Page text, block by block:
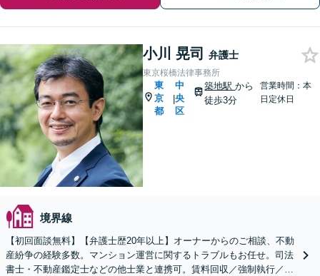
小川 晃司 弁護士
東京桜橋法律事務所
東
京
都
|
中
央
区
築地駅から
徒歩3分
営業時間：本
日定休日
境界線
【初回面談無料】【弁護士歴20年以上】オーナーからのご相談、不動
産紛争の経験多数。マンション運営に関するトラブルもお任せ。司法
書士・不動産鑑定士などの他士業と連携可。賃料回収／強制執行／立